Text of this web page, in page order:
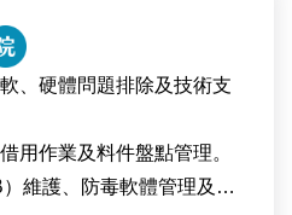
調查資料、數位資料及行政
富的跨領域合作機會，支持
、硬體問題排除及技術支
用作業及料件盤點管理。
維護、防毒軟體管理及